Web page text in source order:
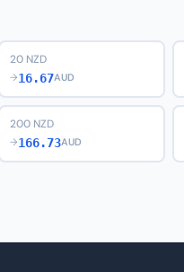
20 NZD
→16.67AUD
200 NZD
→166.73AUD